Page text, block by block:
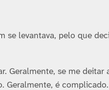
se levantava, pelo que
Geralmente, se me deitar
Geralmente, é complicado.